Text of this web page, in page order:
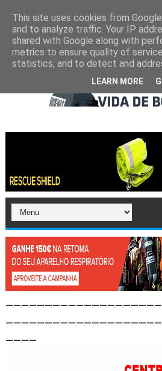
This site uses cookies from
and to analyze traffic. Your IP
shared with Google along with
metrics to ensure quality of
statistics, and to detect and
LEARN MORE